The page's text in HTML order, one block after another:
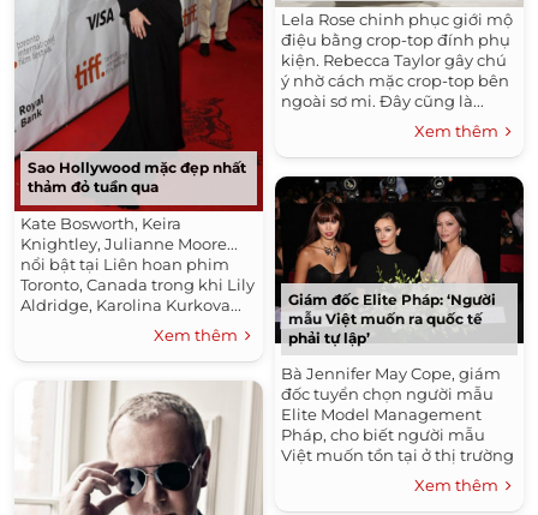
Sao Hollywood mặc đẹp nhất
thảm đỏ tuần qua
Kate Bosworth, Keira
Knightley, Julianne Moore...
nổi bật tại Liên hoan phim
Toronto, Canada trong khi Lily
Aldridge, Karolina Kurkova...
thu hút ở Tuần lễ Thời trang
Xem thêm
Lela Rose chinh phục giới mộ
điệu bằng crop-top đính phụ
kiện. Rebecca Taylor gây chú
ý nhờ cách mặc crop-top bên
ngoài sơ mi. Đây cũng là...
Xem thêm
Giám đốc Elite Pháp: ‘Người
mẫu Việt muốn ra quốc tế
phải tự lập’
Bà Jennifer May Cope, giám
đốc tuyển chọn người mẫu
Elite Model Management
Pháp, cho biết người mẫu
Việt muốn tồn tại ở thị trường
quốc tế phải chịu được áp lực
Xem thêm